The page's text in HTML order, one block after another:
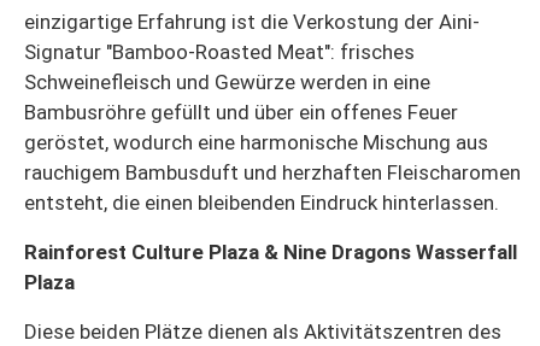
einzigartige Erfahrung ist die Verkostung der Aini-
Signatur "Bamboo-Roasted Meat": frisches
Schweinefleisch und Gewürze werden in eine
Bambusröhre gefüllt und über ein offenes Feuer
geröstet, wodurch eine harmonische Mischung aus
rauchigem Bambusduft und herzhaften Fleischaromen
entsteht, die einen bleibenden Eindruck hinterlassen.
Rainforest Culture Plaza & Nine Dragons Wasserfall
Plaza
Diese beiden Plätze dienen als Aktivitätszentren des